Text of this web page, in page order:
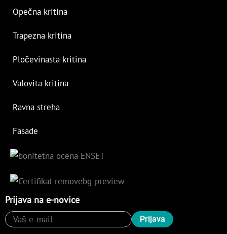
Opečna kritina
Trapezna kritina
Pločevinasta kritina
Valovita kritina
Ravna streha
Fasade
Prijava na e-novice